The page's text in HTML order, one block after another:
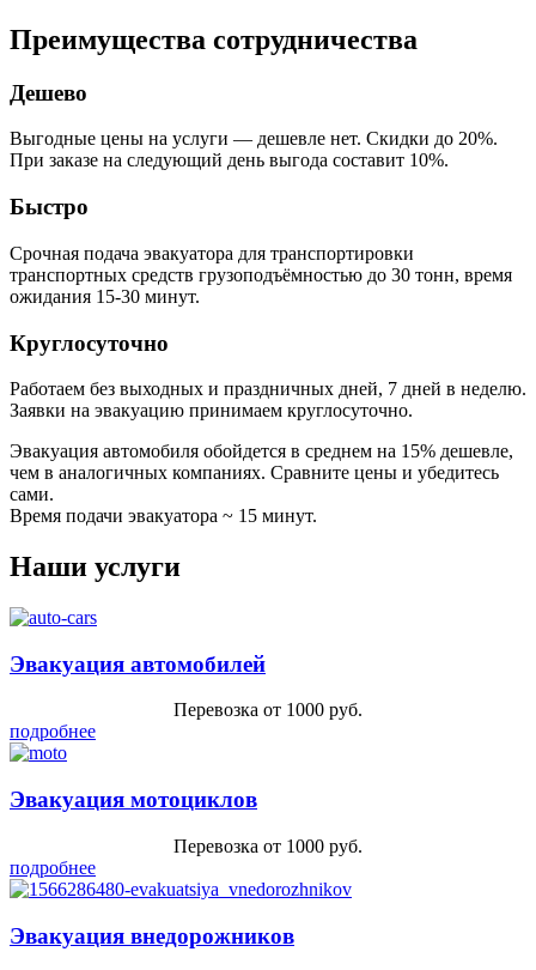
Преимущества сотрудничества
Дешево
Выгодные цены на услуги — дешевле нет. Скидки до 20%.
При заказе на следующий день выгода составит 10%.
Быстро
Срочная подача эвакуатора для транспортировки
транспортных средств грузоподъёмностью до 30 тонн, время
ожидания 15-30 минут.
Круглосуточно
Работаем без выходных и праздничных дней, 7 дней в неделю.
Заявки на эвакуацию принимаем круглосуточно.
Эвакуация автомобиля обойдется в среднем на 15% дешевле,
чем в аналогичных компаниях. Сравните цены и убедитесь
сами.
Время подачи эвакуатора ~ 15 минут.
Наши услуги
Эвакуация автомобилей
Перевозка от 1000 руб.
подробнее
Эвакуация мотоциклов
Перевозка от 1000 руб.
подробнее
Эвакуация внедорожников